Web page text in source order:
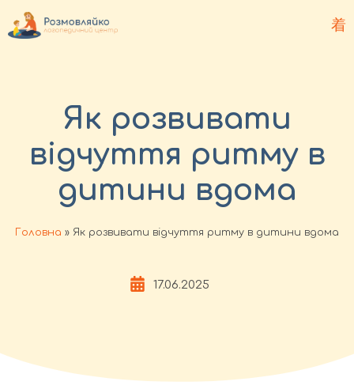
Як розвивати
відчуття ритму в
дитини вдома
Головна » Як розвивати відчуття ритму в дитини вдома
17.06.2025